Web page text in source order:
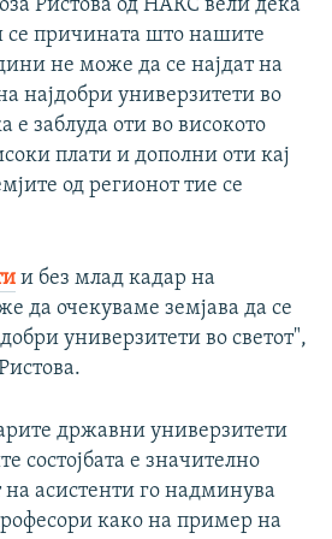
Ристова од НАКС вели дека
се причината што нашите
не може да се најдат на
најдобри универзитети во
е заблуда оти во високото
плати и дополни оти кај
од регионот тие се
и без млад кадар на
да очекуваме земјава да се
универзитети во светот",
државни универзитети
состојбата е значително
на асистенти го надминува
како на пример на